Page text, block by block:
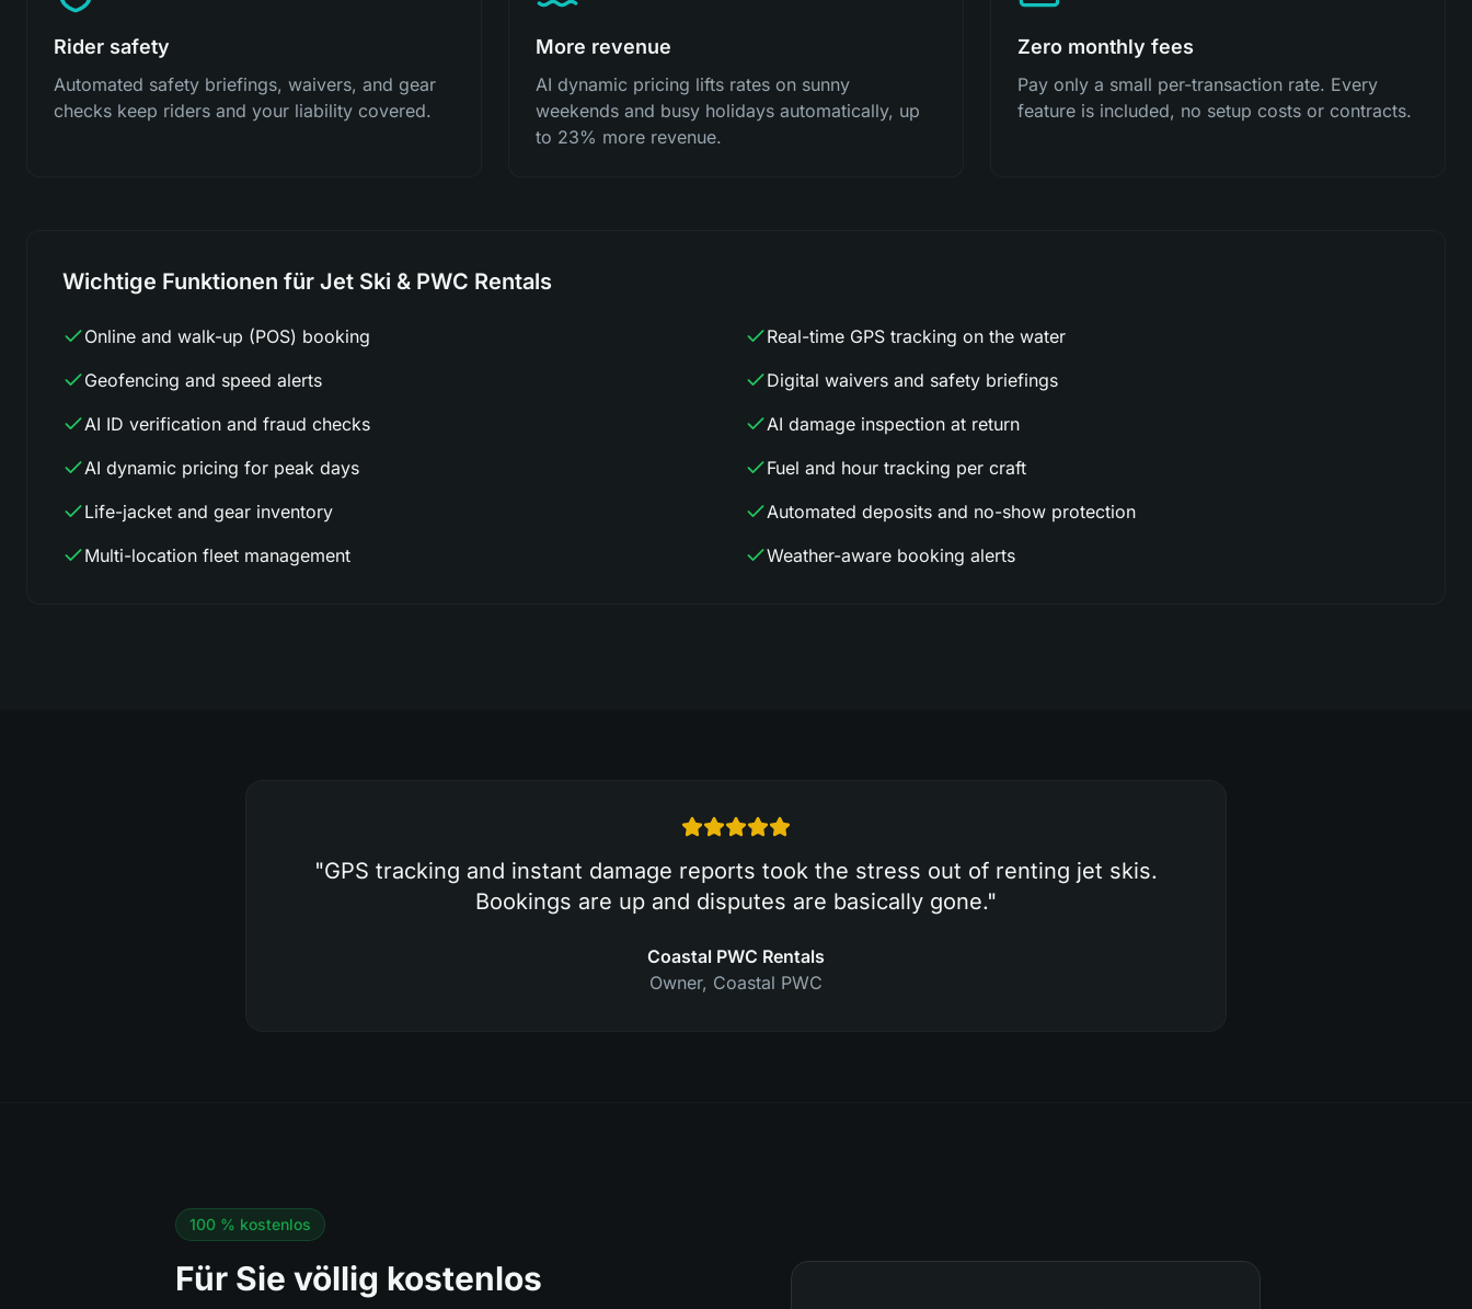
Rider safety
Automated safety briefings, waivers, and gear
checks keep riders and your liability covered.
More revenue
AI dynamic pricing lifts rates on sunny
weekends and busy holidays automatically, up
to 23% more revenue.
Zero monthly fees
Pay only a small per-transaction rate. Every
feature is included, no setup costs or contracts.
Wichtige Funktionen für Jet Ski & PWC Rentals
Online and walk-up (POS) booking
Real-time GPS tracking on the water
Geofencing and speed alerts
Digital waivers and safety briefings
AI ID verification and fraud checks
AI damage inspection at return
AI dynamic pricing for peak days
Fuel and hour tracking per craft
Life-jacket and gear inventory
Automated deposits and no-show protection
Multi-location fleet management
Weather-aware booking alerts
"GPS tracking and instant damage reports took the stress out of renting jet skis.
Bookings are up and disputes are basically gone."
Coastal PWC Rentals
Owner, Coastal PWC
100 % kostenlos
Für Sie völlig kostenlos